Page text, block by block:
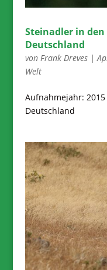
Steinadler in
Deutschland
von Frank Dreves|
Welt
Aufnahmejahr:
Deutschland